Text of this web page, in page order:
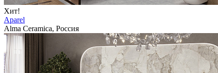
Хит!
Aparel
Alma Ceramica, Россия